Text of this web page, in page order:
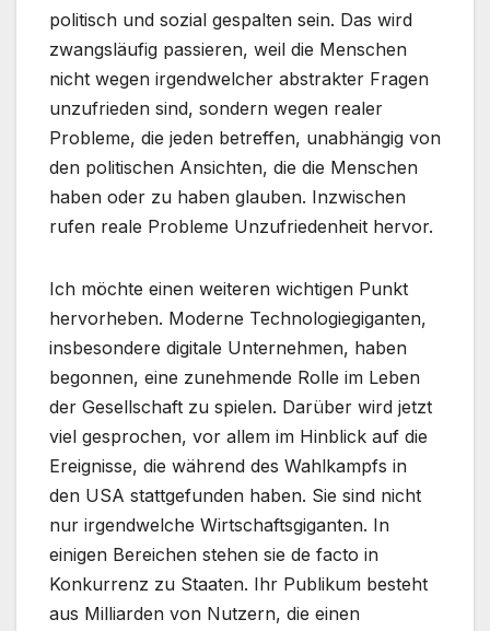
politisch und sozial gespalten sein. Das wird
zwangsläufig passieren, weil die Menschen
nicht wegen irgendwelcher abstrakter Fragen
unzufrieden sind, sondern wegen realer
Probleme, die jeden betreffen, unabhängig von
den politischen Ansichten, die die Menschen
haben oder zu haben glauben. Inzwischen
rufen reale Probleme Unzufriedenheit hervor.
Ich möchte einen weiteren wichtigen Punkt
hervorheben. Moderne Technologiegiganten,
insbesondere digitale Unternehmen, haben
begonnen, eine zunehmende Rolle im Leben
der Gesellschaft zu spielen. Darüber wird jetzt
viel gesprochen, vor allem im Hinblick auf die
Ereignisse, die während des Wahlkampfs in
den USA stattgefunden haben. Sie sind nicht
nur irgendwelche Wirtschaftsgiganten. In
einigen Bereichen stehen sie de facto in
Konkurrenz zu Staaten. Ihr Publikum besteht
aus Milliarden von Nutzern, die einen